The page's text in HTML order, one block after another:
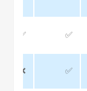
✅
✅
✅
❌